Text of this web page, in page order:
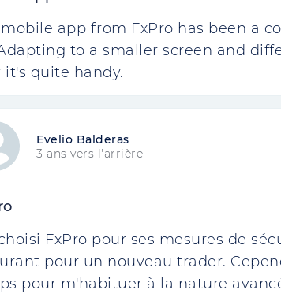
app from FxPro has been a
to a smaller screen and
it's quite handy.
Evelio Balderas
3 ans vers l'arrière
FxPro pour ses mesures de
pour un nouveau trader.
pour m'habituer à la nature